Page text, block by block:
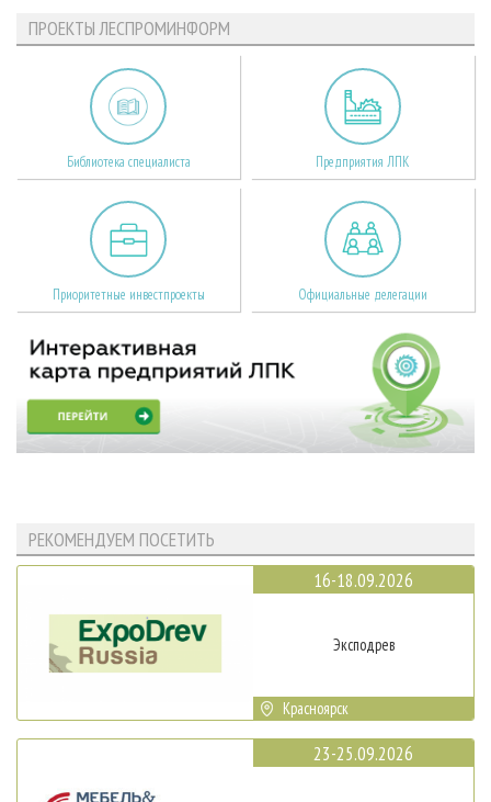
ПРОЕКТЫ ЛЕСПРОМИНФОРМ
Библиотека специалиста Предприятия ЛПК
Приоритетные инвестпроекты Официальные делегации
РЕКОМЕНДУЕМ ПОСЕТИТЬ
16-18.09.2026
Эксподрев
Красноярск
23-25.09.2026